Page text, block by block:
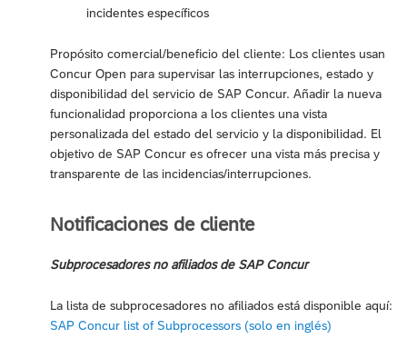
incidentes específicos
Propósito comercial/beneficio del cliente: Los clientes usan
Concur Open para supervisar las interrupciones, estado y
disponibilidad del servicio de SAP Concur. Añadir la nueva
funcionalidad proporciona a los clientes una vista
personalizada del estado del servicio y la disponibilidad. El
objetivo de SAP Concur es ofrecer una vista más precisa y
transparente de las incidencias/interrupciones.
Notificaciones de cliente
Subprocesadores no afiliados de SAP Concur
La lista de subprocesadores no afiliados está disponible aquí:
SAP Concur list of Subprocessors (solo en inglés)